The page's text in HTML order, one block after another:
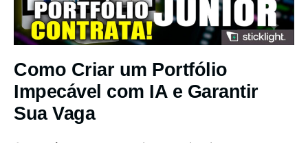
Como Criar um Portfólio
Impecável com IA e Garantir
Sua Vaga